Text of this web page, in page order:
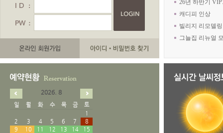
26년 하반기
캐디피 인상
빌리지 리모델
그늘집 리뉴얼
2026. 8
일 월 화 수 목 금
토
1
2
3 4 5 6 7
8
9
10 11 12 13 14
15